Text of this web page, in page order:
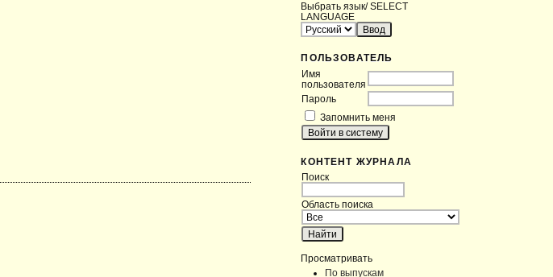
Выбрать язык/ SELECT
LANGUAGE
ПОЛЬЗОВАТЕЛЬ
Имя
пользователя
Пароль
Запомнить меня
КОНТЕНТ ЖУРНАЛА
Поиск
Область поиска
Просматривать
По выпускам